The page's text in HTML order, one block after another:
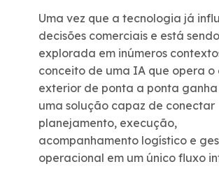
Uma vez que a tecnologia já
decisões comerciais e está sendo
explorada em inúmeros
conceito de uma IA que opera o
exterior de ponta a ponta
uma solução capaz de conectar
planejamento, execução,
acompanhamento logístico e
operacional em um único fluxo